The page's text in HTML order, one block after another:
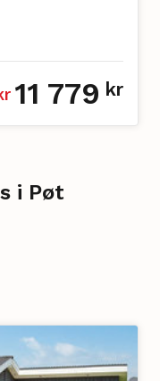
11 779 kr
i Pøt